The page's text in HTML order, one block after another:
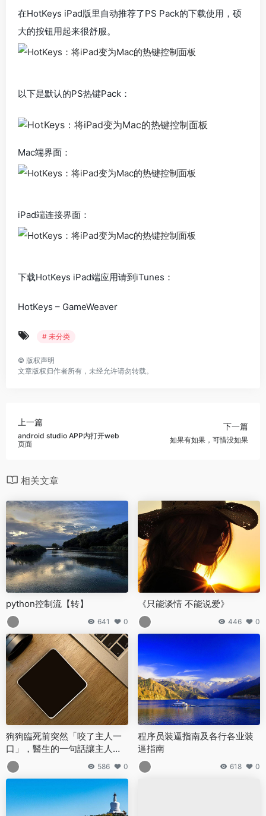
在HotKeys iPad版里自动推荐了PS Pack的下载使用，硕
大的按钮用起来很舒服。
以下是默认的PS热键Pack：
Mac端界面：
iPad端连接界面：
下载HotKeys iPad端应用请到iTunes：
HotKeys – GameWeaver
# 未分类
© 版权声明
文章版权归作者所有，未经允许请勿转载。
上一篇
android studio APP内打开web
页面
下一篇
如果有如果，可惜没如果
相关文章
python控制流【转】
641 0
《只能谈情 不能说爱》
446 0
狗狗臨死前突然「咬了主人一
口」，醫生的一句話讓主人驚
覺「死裡逃生」…原來…586 0
程序员装逼指南及各行各业装
逼指南
618 0